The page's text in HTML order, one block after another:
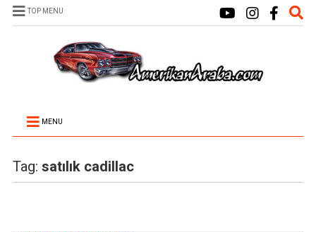
TOP MENU
MENU
Tag: satılık cadillac